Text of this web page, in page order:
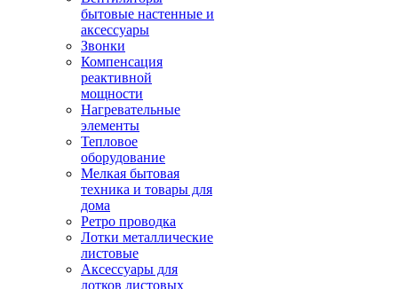
бытовые настенные и
аксессуары
Звонки
Компенсация
реактивной
мощности
Нагревательные
элементы
Тепловое
оборудование
Мелкая бытовая
техника и товары для
дома
Ретро проводка
Лотки металлические
листовые
Аксессуары для
лотков листовых